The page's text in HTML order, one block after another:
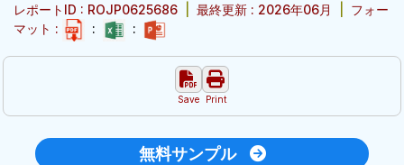
レポートID : ROJP0625686 最終更新 : 2026年06月
フォー
マット :
: :
Save Print
無料サンプル